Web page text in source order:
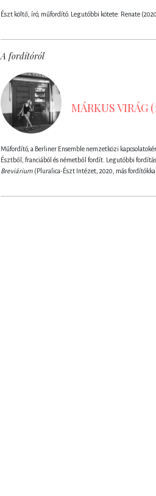
Észt költő, író, műfordító. Legutóbbi kötete: Renate
A fordítóról
MÁRKUS VIRÁG
Műfordító, a Berliner Ensemble nemzetközi
Észtből, franciából és németből fordít. Legutóbbi
Breviárium (Pluralica-Észt Intézet, 2020, más